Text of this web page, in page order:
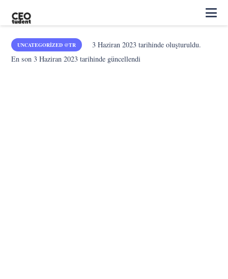
UNCATEGORIZED @TR 3 Haziran 2023tarihinde oluşturuldu.
En son3 Haziran 2023 tarihinde güncellendi